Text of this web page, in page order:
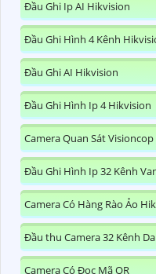
Đầu Ghi Ip AI Hikvision
Đầu Ghi Hình 4 Kênh
Đầu Ghi AI Hikvision
Đầu Ghi Hình Ip 4 Hikvision
Camera Quan Sát Visioncop
Đầu Ghi Hình Ip 32 Kênh
Camera Có Hàng Rào Ảo
Đầu thu Camera 32 Kênh
Camera Có Đọc Mã QR